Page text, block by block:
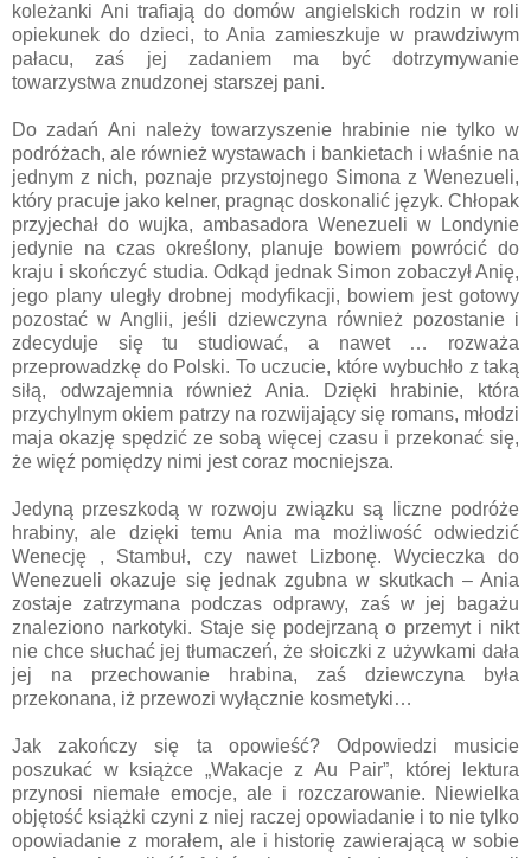
koleżanki Ani trafiają do domów angielskich rodzin w roli
opiekunek do dzieci, to Ania zamieszkuje w prawdziwym
pałacu, zaś jej zadaniem ma być dotrzymywanie
towarzystwa znudzonej starszej pani.
Do zadań Ani należy towarzyszenie hrabinie nie tylko w
podróżach, ale również wystawach i bankietach i właśnie na
jednym z nich, poznaje przystojnego Simona z Wenezueli,
który pracuje jako kelner, pragnąc doskonalić język. Chłopak
przyjechał do wujka, ambasadora Wenezueli w Londynie
jedynie na czas określony, planuje bowiem powrócić do
kraju i skończyć studia. Odkąd jednak Simon zobaczył Anię,
jego plany uległy drobnej modyfikacji, bowiem jest gotowy
pozostać w Anglii, jeśli dziewczyna również pozostanie i
zdecyduje się tu studiować, a nawet … rozważa
przeprowadzkę do Polski. To uczucie, które wybuchło z taką
siłą, odwzajemnia również Ania. Dzięki hrabinie, która
przychylnym okiem patrzy na rozwijający się romans, młodzi
maja okazję spędzić ze sobą więcej czasu i przekonać się,
że więź pomiędzy nimi jest coraz mocniejsza.
Jedyną przeszkodą w rozwoju związku są liczne podróże
hrabiny, ale dzięki temu Ania ma możliwość odwiedzić
Wenecję , Stambuł, czy nawet Lizbonę. Wycieczka do
Wenezueli okazuje się jednak zgubna w skutkach – Ania
zostaje zatrzymana podczas odprawy, zaś w jej bagażu
znaleziono narkotyki. Staje się podejrzaną o przemyt i nikt
nie chce słuchać jej tłumaczeń, że słoiczki z używkami dała
jej na przechowanie hrabina, zaś dziewczyna była
przekonana, iż przewozi wyłącznie kosmetyki…
Jak zakończy się ta opowieść? Odpowiedzi musicie
poszukać w książce „Wakacje z Au Pair”, której lektura
przynosi niemałe emocje, ale i rozczarowanie. Niewielka
objętość książki czyni z niej raczej opowiadanie i to nie tylko
opowiadanie z morałem, ale i historię zawierającą w sobie